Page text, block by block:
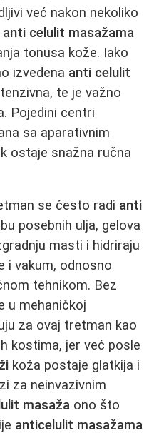
već nakon nekoliko
anti celulit masažama
tonusa kože. Iako
izvedena anti celulit
te je važno
Pojedini centri
sa aparativnim
ostaje snažna ručna
se često radi anti
posebnih ulja, gelova
masti i hidriraju
i vakum, odnosno
tehnikom. Bez
u mehaničkoj
za ovaj tretman kao
kostima, jer već posle
koža postaje glatkija i
za neinvazivnim
masaža ono što
anticelulit masažama